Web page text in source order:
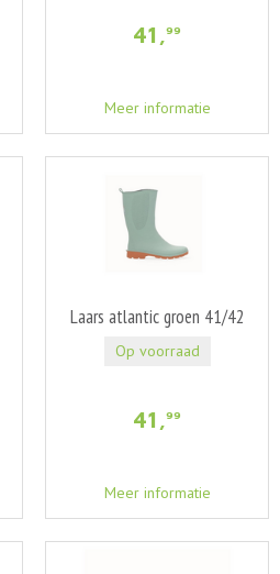
41 ,99
Meer informatie
Laars atlantic groen 41/42
41 ,99
Meer informatie
Op voorraad